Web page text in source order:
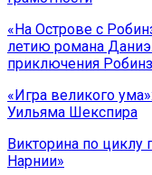
«На Острове с
летию романа
приключения
«Игра великого
Уильяма Шекспира
Викторина по циклу
Нарнии»